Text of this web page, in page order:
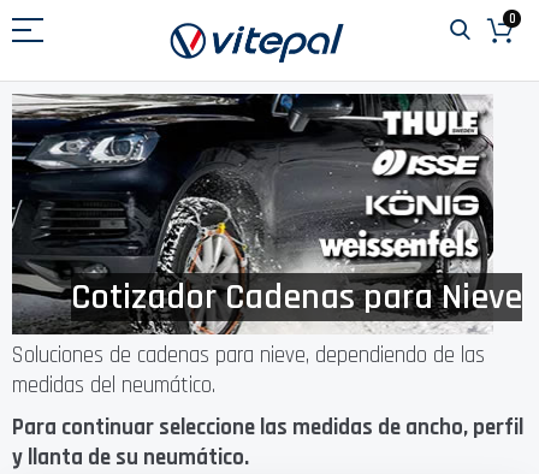
al
0
Cotizador Cadenas para Nieve
Soluciones de cadenas para nieve, dependiendo de las
medidas del neumático.
Para continuar seleccione las medidas de ancho, perfil
y llanta de su neumático.